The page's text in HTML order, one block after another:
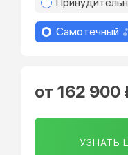
Самотечный
от 162 900
УЗНАТЬ